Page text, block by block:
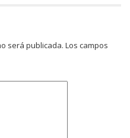
será publicada. Los campos